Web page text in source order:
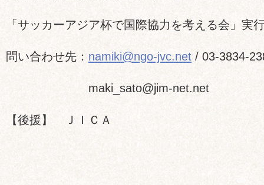
「サッカーアジア杯で国際協力を考える会」実
問い合わせ先： namiki@ngo-jvc.net / 03-3834-
maki_sato@jim-net.net
【後援】 ＪＩＣＡ